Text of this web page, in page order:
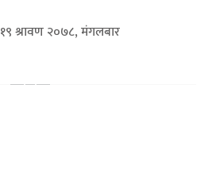
१९ श्रावण २०७८, मंगलबार